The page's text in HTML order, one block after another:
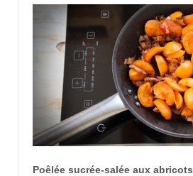
Poêlée sucrée-salée aux abricots